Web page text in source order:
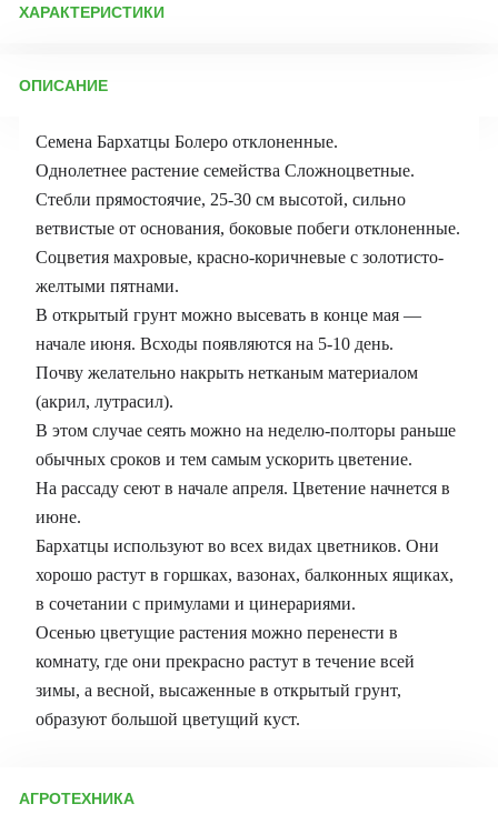
ХАРАКТЕРИСТИКИ
Бренд товара:
Срок отправки:ежедневно
ОПИСАНИЕ
Семена Бархатцы Болеро отклоненные.
Однолетнее растение семейства Сложноцветные.
Стебли прямостоячие, 25-30 см высотой, сильно
ветвистые от основания, боковые побеги отклоненные.
Соцветия махровые, красно-коричневые с золотисто-
желтыми пятнами.
В открытый грунт можно высевать в конце мая —
начале июня. Всходы появляются на 5-10 день.
Почву желательно накрыть нетканым материалом
(акрил, лутрасил).
В этом случае сеять можно на неделю-полторы раньше
обычных сроков и тем самым ускорить цветение.
На рассаду сеют в начале апреля. Цветение начнется в
июне.
Бархатцы используют во всех видах цветников. Они
хорошо растут в горшках, вазонах, балконных ящиках,
в сочетании с примулами и цинерариями.
Осенью цветущие растения можно перенести в
комнату, где они прекрасно растут в течение всей
зимы, а весной, высаженные в открытый грунт,
образуют большой цветущий куст.
АГРОТЕХНИКА